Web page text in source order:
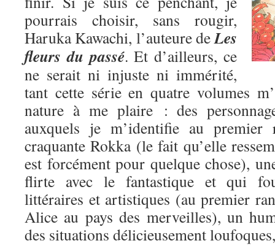
pourrais choisir, sans rougir,
Haruka Kawachi, l’auteure deLes
fleurs du passé. Et d’ailleurs, ce
ne serait ni injuste ni immérité,
tant cette série en quatre volumes
nature à me plaire : des
auxquels je m’identifie au premier
craquante Rokka (le fait qu’elle
est forcément pour quelque chose),
flirte avec le fantastique et qui
littéraires et artistiques (au premier
Alice au pays des merveilles), un
des situations délicieusement